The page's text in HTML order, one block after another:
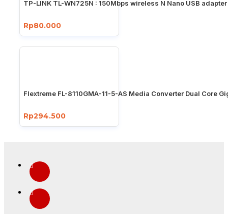
TP-LINK TL-WN725N : 150Mbps wireless N Nano USB adapter
Rp80.000
Flextreme FL-8110GMA-11-5-AS Media Converter Dual Core
Rp294.500